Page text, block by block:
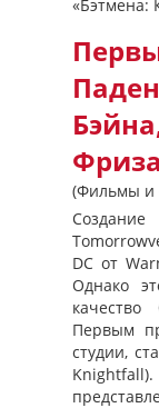
«Бэтмена:
Фриза
(Фильмы и
DC от
Однако
качество
Первым
студии,